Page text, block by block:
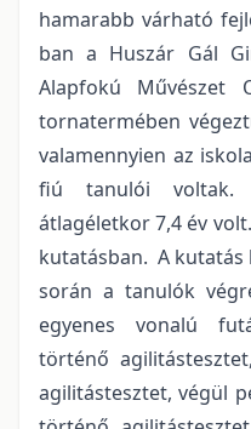
hamarabb várható
ban a Huszár Gál
Alapfokú Művészet
tornatermében
valamennyien az
fiú tanulói voltak.
átlagéletkor 7,4 év
kutatásban. A kutatás
során a tanulók
egyenes vonalú
történő
agilitástesztet, végül